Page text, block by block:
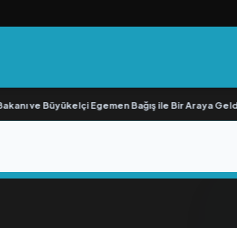
ve Büyükelçi Egemen Bağış ile Bir Araya Geldi•